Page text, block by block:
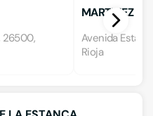
26500,
MARTINEZ
Avenida
Rioja